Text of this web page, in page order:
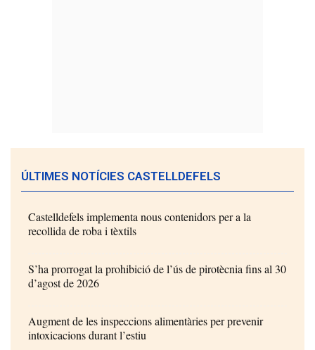
ÚLTIMES NOTÍCIES CASTELLDEFELS
Castelldefels implementa nous contenidors per a la
recollida de roba i tèxtils
S’ha prorrogat la prohibició de l’ús de pirotècnia fins al 30
d’agost de 2026
Augment de les inspeccions alimentàries per prevenir
intoxicacions durant l’estiu